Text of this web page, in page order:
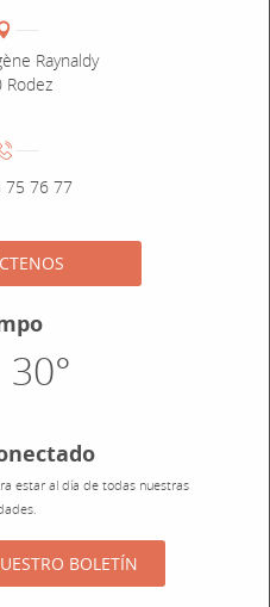
Adresse :
Raynaldy
Rodez
Numéro de téléphone :
75 76 77
Soleado
30°
estar al día de todas nuestras
BOLETÍN